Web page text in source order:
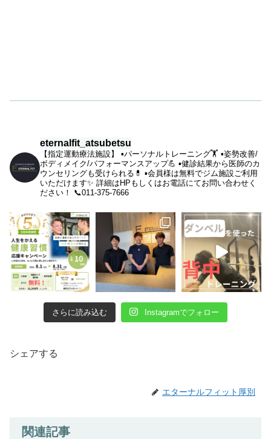
eternalfit_atsubetsu
【指定運動療法施設】 ▪︎パーソナルトレーニング🏋️ ▪︎姿勢改善/
ボディメイク/パフォーマンスアップ💪 ▪︎健診結果から医師のカ
ウンセリングも受けられる💊 ▪︎会員様は無料でジム施設ご利用
いただけます✨ 詳細はHPもしくはお電話にてお問い合わせく
ださい！
📞011-375-7666
さらに読み込む Instagramでフォロー
シェアする
エターナルフィット厚別
関連記事